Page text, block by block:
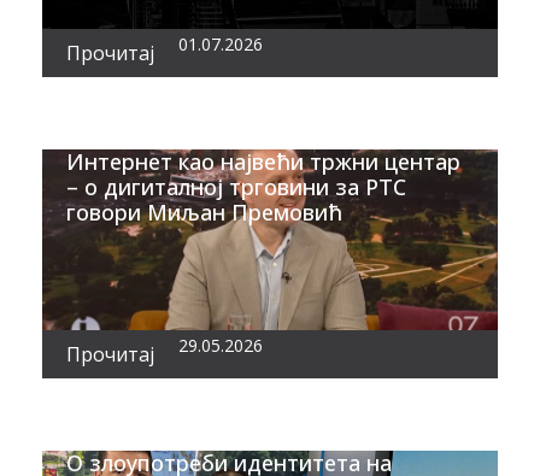
Прочитај 01.07.2026
Интернет као највећи тржни центар
– о дигиталној трговини за РТС
говори Миљан Премовић
Прочитај 29.05.2026
О злоупотреби идентитета на